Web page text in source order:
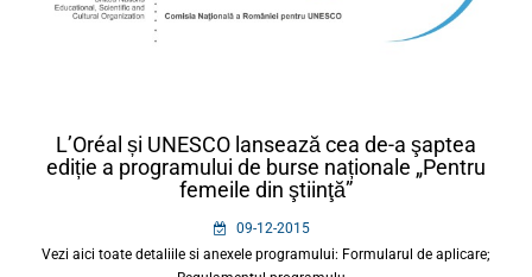
L’Oréal și UNESCO lansează cea de-a şaptea
ediție a programului de burse naționale „Pentru
femeile din ştiinţă”
09-12-2015
Vezi aici toate detaliile si anexele programului: Formularul de aplicare;